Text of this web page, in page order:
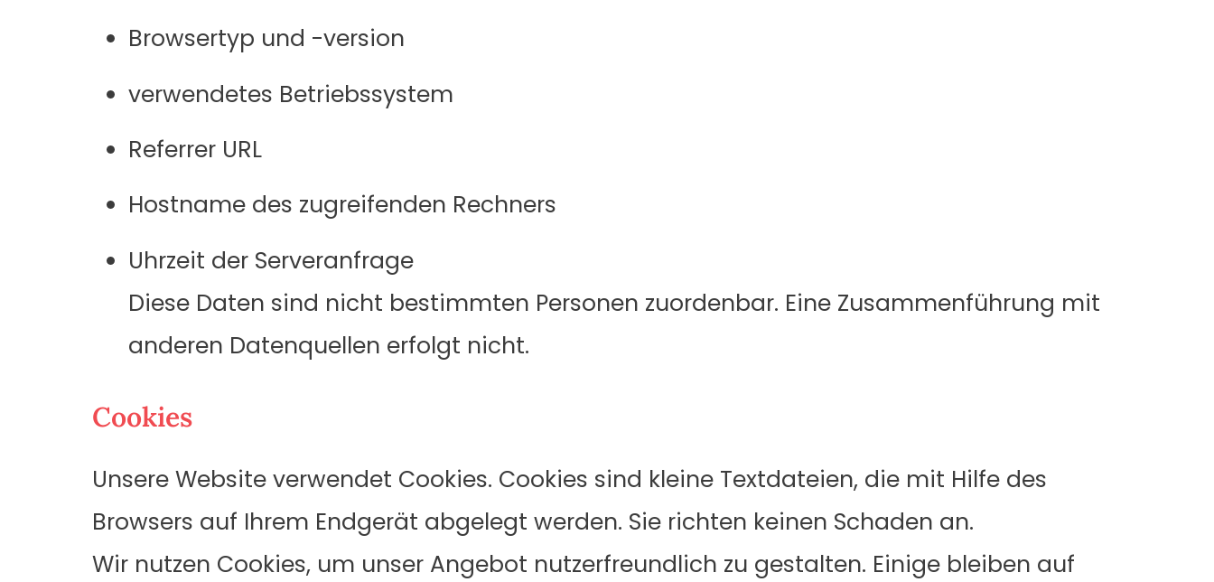
Browsertyp und -version
verwendetes Betriebssystem
Referrer URL
Hostname des zugreifenden Rechners
Uhrzeit der Serveranfrage
Diese Daten sind nicht bestimmten Personen zuordenbar. Eine Zusammenführung mit
anderen Datenquellen erfolgt nicht.
Cookies
Unsere Website verwendet Cookies. Cookies sind kleine Textdateien, die mit Hilfe des
Browsers auf Ihrem Endgerät abgelegt werden. Sie richten keinen Schaden an.
Wir nutzen Cookies, um unser Angebot nutzerfreundlich zu gestalten. Einige bleiben auf